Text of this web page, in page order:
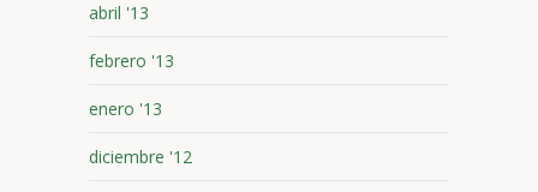
abril '13
febrero '13
enero '13
diciembre '12